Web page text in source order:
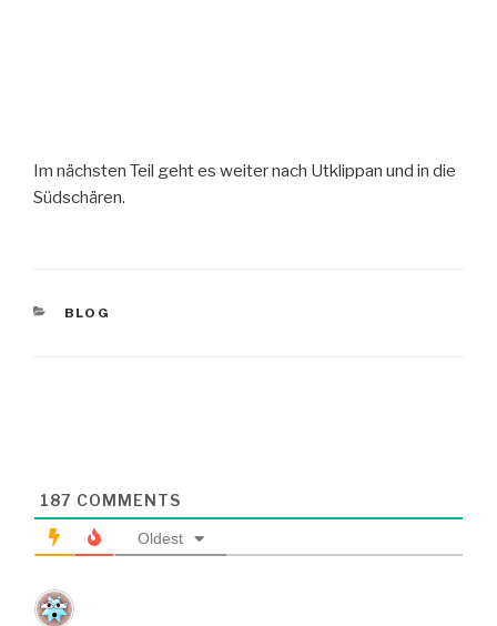
Im nächsten Teil geht es weiter nach Utklippan und in die
Südschären.
KATEGORIEN
BLOG
187 COMMENTS
Oldest